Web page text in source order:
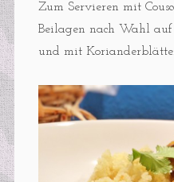
Zum Servieren mit
Beilagen nach Wahl
und mit